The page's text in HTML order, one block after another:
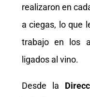
realizaron en
a ciegas, lo que
trabajo en los
ligados al vino.
Desde la